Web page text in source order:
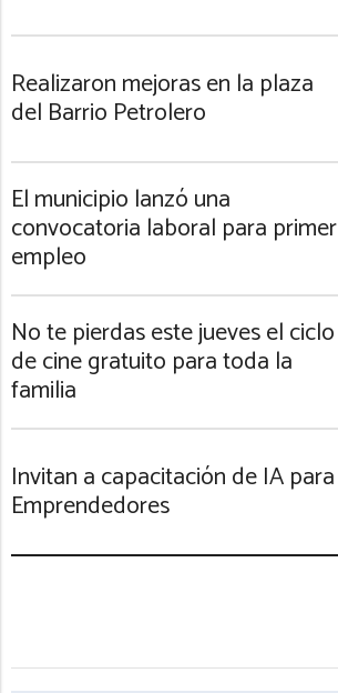
Realizaron mejoras en la plaza
del Barrio Petrolero
El municipio lanzó una
convocatoria laboral para primer
empleo
No te pierdas este jueves el ciclo
de cine gratuito para toda la
familia
Invitan a capacitación de IA para
Emprendedores